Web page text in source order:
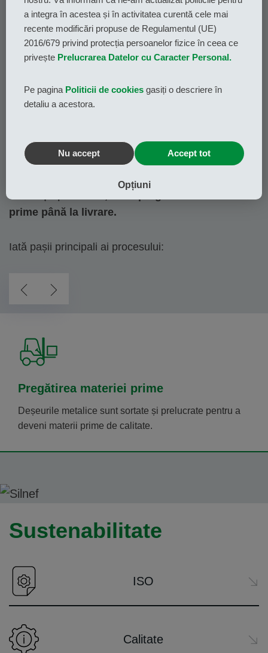
ideale pentru o varietate de aplicații industriale.
Etapele de producție sunt gândite pentru
eficiență și calitate, de la pregătirea materiei
prime până la livrare.
Iată pașii principali ai procesului:
Pregătirea materiei prime
Deșeurile metalice sunt sortate și prelucrate pentru a
deveni materii prime de calitate.
Sustenabilitate
ISO
Calitate
a integra în acestea și în activitatea curentă cele mai
recente modificări propuse de Regulamentul (UE)
2016/679 privind protecția persoanelor fizice în ceea ce
privește Prelucrarea Datelor cu Caracter Personal.
Pe pagina Politicii de cookies gasiți o descriere în
detaliu a acestora.
Nu accept Accept tot
Opțiuni